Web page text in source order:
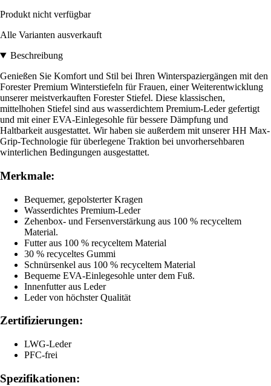
Produkt nicht verfügbar
Alle Varianten ausverkauft
Beschreibung
Genießen Sie Komfort und Stil bei Ihren Winterspaziergängen mit den
Forester Premium Winterstiefeln für Frauen, einer Weiterentwicklung
unserer meistverkauften Forester Stiefel. Diese klassischen,
mittelhohen Stiefel sind aus wasserdichtem Premium-Leder gefertigt
und mit einer EVA-Einlegesohle für bessere Dämpfung und
Haltbarkeit ausgestattet. Wir haben sie außerdem mit unserer HH Max-
Grip-Technologie für überlegene Traktion bei unvorhersehbaren
winterlichen Bedingungen ausgestattet.
Merkmale:
Bequemer, gepolsterter Kragen
Wasserdichtes Premium-Leder
Zehenbox- und Fersenverstärkung aus 100 % recyceltem
Material.
Futter aus 100 % recyceltem Material
30 % recyceltes Gummi
Schnürsenkel aus 100 % recyceltem Material
Bequeme EVA-Einlegesohle unter dem Fuß.
Innenfutter aus Leder
Leder von höchster Qualität
Zertifizierungen:
LWG-Leder
PFC-frei
Spezifikationen: